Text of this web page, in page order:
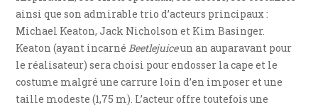
ainsi que son admirable trio d’acteurs principaux :
Michael Keaton, Jack Nicholson et Kim Basinger.
Keaton (ayant incarnéBeetlejuiceun an auparavant pour
le réalisateur) sera choisi pour endosser la cape et le
costume malgré une carrure loin d’en imposer et une
taille modeste (1,75 m). L’acteur offre toutefois une